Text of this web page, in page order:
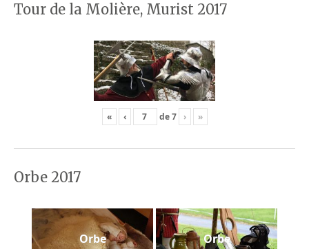
Tour de la Molière, Murist 2017
« ‹ de7 › »
Orbe 2017
Orbe Orbe